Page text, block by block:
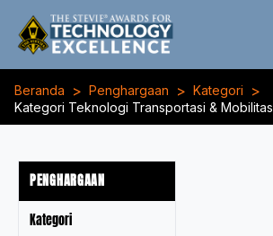
Beranda > Penghargaan > Kategori >
Kategori Teknologi Transportasi & Mobilitas
PENGHARGAAN
Kategori